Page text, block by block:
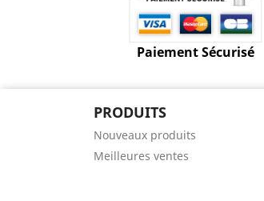
Paiement Sécurisé
PRODUITS
Nouveaux produits
Meilleures ventes